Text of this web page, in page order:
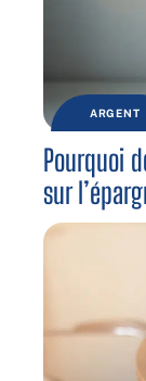
ARGENT
Pourquoi
sur